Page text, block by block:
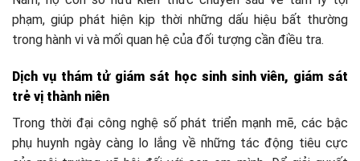
phạm, giúp phát hiện kịp thời những dấu hiệu bất thường
trong hành vi và mối quan hệ của đối tượng cần điều tra.
Dịch vụ thám tử giám sát học sinh sinh viên, giám sát
trẻ vị thành niên
Trong thời đại công nghệ số phát triển mạnh mẽ, các bậc
phụ huynh ngày càng lo lắng về những tác động tiêu cực